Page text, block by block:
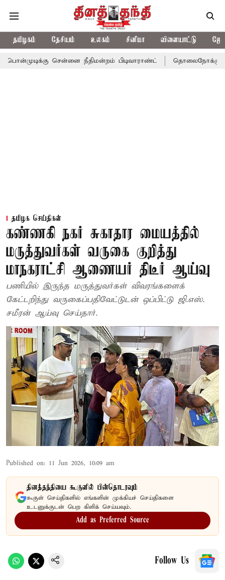
தமிழகம் தேசியம் உலகம் சினிமா விளையாட்டு
சென்னை நீதிமன்றம் பிடிவாராண்ட் தொலைநோக்கு
தமிழக செய்திகள்
கண்ணகி நகர் சுகாதார மையத்தில்
மருத்துவர்கள் வருகை குறித்து
மாநகராட்சி ஆணையர் திடீர் ஆய்வு
பணியில் இருந்த மருத்துவர்கள் விவரங்களைக்
கேட்டறிந்து வருகைப்பதிவேட்டுடன் ஒப்பிட்டு ஜி.எஸ்.
சமீரன் ஆய்வு செய்தார்.
Published on: 11 Jun 2026, 10:09 am
தினத்தந்தியை கூகுளில் பின்தொடரவும்
கூகுள் செய்திகளில் எங்களின் முக்கியச் செய்திகளை
உடனுக்குடன் பெற கிளிக் செய்யவும்.
Add as Preferred Source
Follow Us